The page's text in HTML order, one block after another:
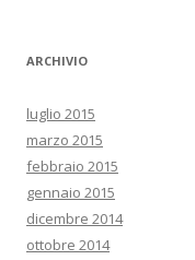
ARCHIVIO
luglio 2015
marzo 2015
febbraio 2015
gennaio 2015
dicembre 2014
ottobre 2014